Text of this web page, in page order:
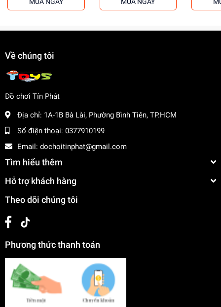
Về chúng tôi
Đồ chơi Tín Phát
Địa chỉ: 1A-1B Bà Lài, Phường Bình Tiên, TP.HCM
Số điện thoại: 0377910199
Email: dochoitinphat@gmail.com
Tìm hiểu thêm
Hỗ trợ khách hàng
Theo dõi chúng tôi
Phương thức thanh toán